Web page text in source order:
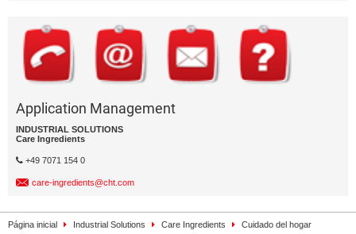
Application Management
INDUSTRIAL SOLUTIONS
Care Ingredients
+49 7071 154 0
care-ingredients@cht.com
Página inicial Industrial Solutions Care Ingredients Cuidado del hogar